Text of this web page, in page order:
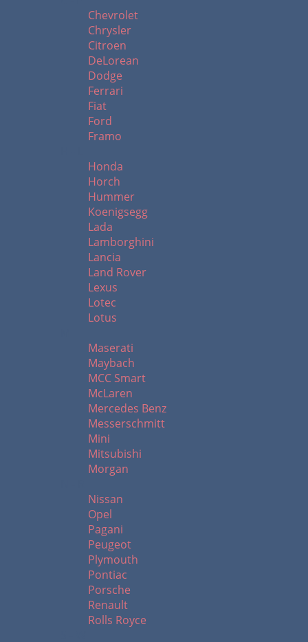
Chevrolet
Chrysler
Citroen
DeLorean
Dodge
Ferrari
Fiat
Ford
Framo
Honda
Horch
Hummer
Koenigsegg
Lada
Lamborghini
Lancia
Land Rover
Lexus
Lotec
Lotus
Maserati
Maybach
MCC Smart
McLaren
Mercedes Benz
Messerschmitt
Mini
Mitsubishi
Morgan
Nissan
Opel
Pagani
Peugeot
Plymouth
Pontiac
Porsche
Renault
Rolls Royce